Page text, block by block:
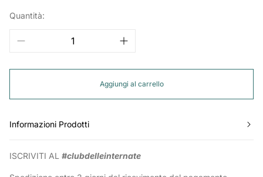
Quantità:
Aggiungi al carrello
Informazioni Prodotti
ISCRIVITI AL #clubdelleinternate